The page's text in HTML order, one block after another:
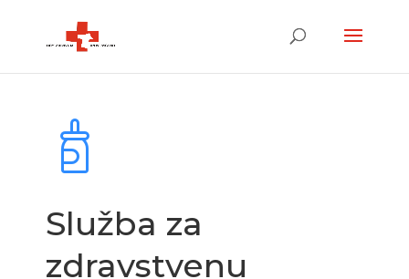
Služba za
zdravstvenu